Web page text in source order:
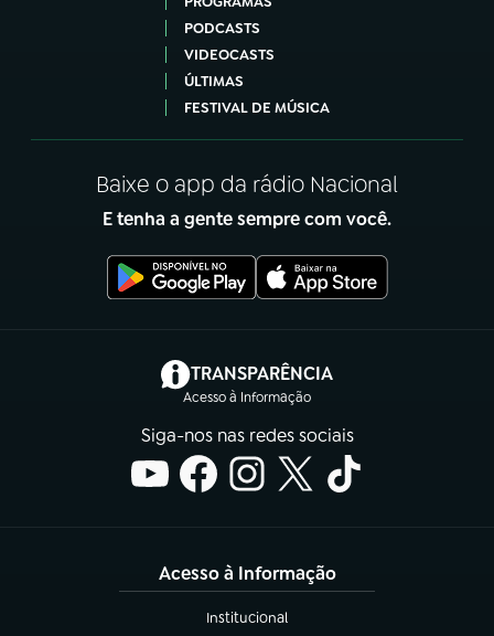
PODCASTS
VIDEOCASTS
ÚLTIMAS
FESTIVAL DE MÚSICA
Baixe o app da rádio Nacional
E tenha a gente sempre com você.
TRANSPARÊNCIA
Acesso à Informação
(abre em nova aba)
Siga-nos nas redes sociais
Acesso à Informação
Institucional
(abre em nova aba)